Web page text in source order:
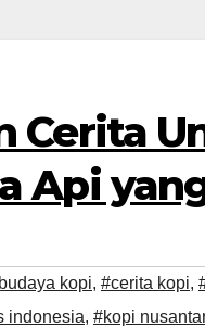
Cerita
Api
kopi, #cerita kopi,
indonesia, #kopi